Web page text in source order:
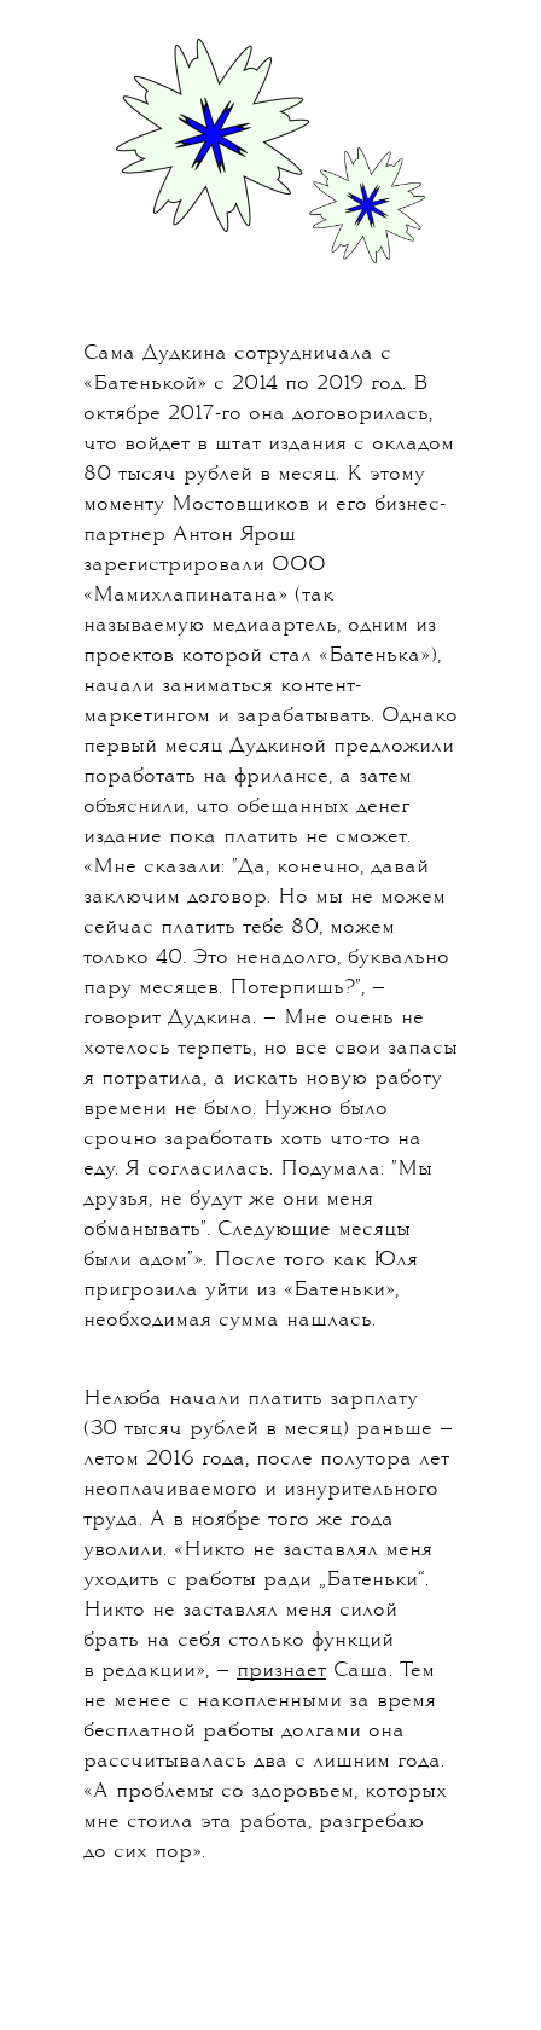
Сама Дудкина сотрудничала с
«Батенькой» с 2014 по 2019 год. В
октябре 2017-го она договорилась,
что войдет в штат издания с окладом
80 тысяч рублей в месяц. К этому
моменту Мостовщиков и его бизнес-
партнер Антон Ярош
зарегистрировали ООО
«Мамихлапинатана» (так
называемую медиаартель, одним из
проектов которой стал «Батенька»),
начали заниматься контент-
маркетингом и зарабатывать. Однако
первый месяц Дудкиной предложили
поработать на фрилансе, а затем
объяснили, что обещанных денег
издание пока платить не сможет.
«Мне сказали: "Да, конечно, давай
заключим договор. Но мы не можем
сейчас платить тебе 80, можем
только 40. Это ненадолго, буквально
пару месяцев. Потерпишь?", —
говорит Дудкина. — Мне очень не
хотелось терпеть, но все свои запасы
я потратила, а искать новую работу
времени не было. Нужно было
срочно заработать хоть что-то на
еду. Я согласилась. Подумала: "Мы
друзья, не будут же они меня
обманывать". Следующие месяцы
были адом"». После того как Юля
пригрозила уйти из «Батеньки»,
необходимая сумма нашлась.
Нелюба начали платить зарплату
(30 тысяч рублей в месяц) раньше —
летом 2016 года, после полутора лет
неоплачиваемого и изнурительного
труда. А в ноябре того же года
уволили. «Никто не заставлял меня
уходить с работы ради „Батеньки“.
Никто не заставлял меня силой
брать на себя столько функций
в редакции», — признает Саша. Тем
не менее с накопленными за время
бесплатной работы долгами она
рассчитывалась два с лишним года.
«А проблемы со здоровьем, которых
мне стоила эта работа, разгребаю
до сих пор».